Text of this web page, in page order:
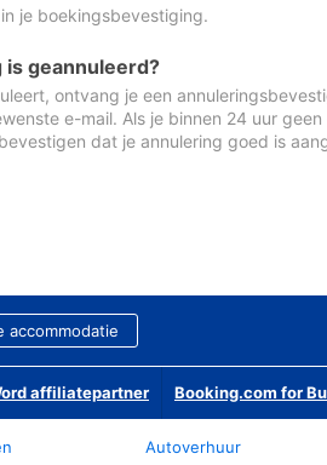
je boekingsbevestiging.
is geannuleerd?
ontvang je een
e-mail. Als je binnen 24 uur
dat je annulering goed is
accommodatie
affiliatepartner Booking.com for
Autoverhuur